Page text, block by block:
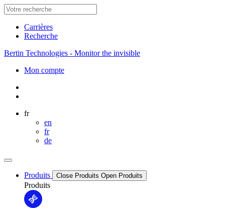
Carrières
Recherche
Bertin Technologies - Monitor the invisible
Mon compte
fr
en
fr
de
Produits Close Produits Open Produits
Produits